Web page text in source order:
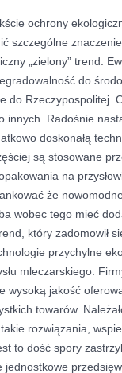
ochrony
szczególne
„zielony” trend.
do
do Rzeczypospolitej.
innych. Radośnie
doskonałą
są stosowane
na
że
wobec tego mieć
który zadomowił
przychylne
mleczarskiego.
wysoką jakość
towarów.
rozwiązania,
to dość spory